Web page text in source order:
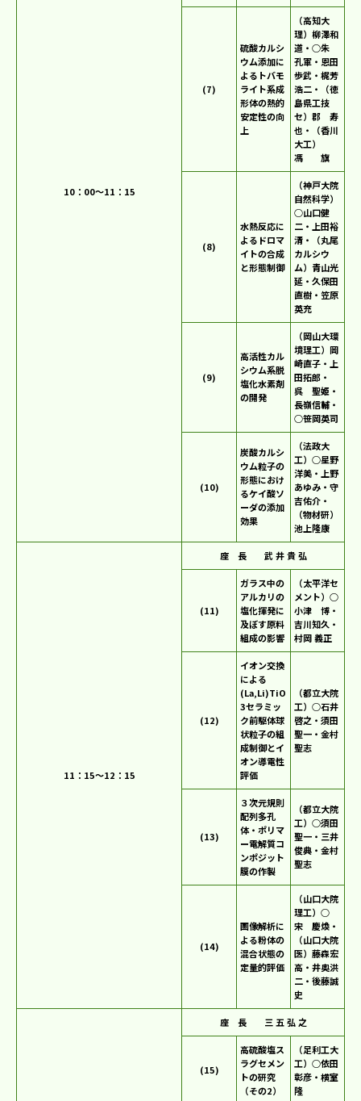
10：00～11：15
(7)
硫酸カルシ
ウム添加に
よるトバモ
ライト系成
形体の熱的
安定性の向
上
（高知大
理）柳澤和
道・○朱
孔軍・恩田
歩武・梶芳
浩二・（徳
島県工技
セ）郡 寿
也・（香川
大工）
馮 旗
(8)
水熱反応に
よるドロマ
イトの合成
と形態制御
（神戸大院
自然科学）
○山口健
二・上田裕
清・（丸尾
カルシウ
ム）青山光
延・久保田
直樹・笠原
英充
(9)
高活性カル
シウム系脱
塩化水素剤
の開発
（岡山大環
境理工）岡
崎直子・上
田拓郎・
呉 聖姫・
長嶺信輔・
○笹岡英司
(10)
炭酸カルシ
ウム粒子の
形態におけ
るケイ酸ソ
ーダの添加
効果
（法政大
工）○星野
洋美・上野
あゆみ・守
吉佑介・
（物材研）
池上隆康
11：15～12：15
座 長 武 井 貴 弘
(11)
ガラス中の
アルカリの
塩化揮発に
及ぼす原料
組成の影響
（太平洋セ
メント）○
小津 博・
吉川知久・
村岡 義正
(12)
イオン交換
による
(La,Li)TiO
3セラミッ
ク前駆体球
状粒子の組
成制御とイ
オン導電性
評価
（都立大院
工）○石井
啓之・須田
聖一・金村
聖志
(13)
３次元規則
配列多孔
体・ポリマ
ー電解質コ
ンポジット
膜の作製
（都立大院
工）○須田
聖一・三井
俊典・金村
聖志
(14)
画像解析に
よる粉体の
混合状態の
定量的評価
（山口大院
理工）○
宋 慶煥・
（山口大院
医）藤森宏
高・井奥洪
二・後藤誠
史
座 長 三 五 弘 之
(15)
高硫酸塩ス
ラグセメン
トの研究
（その2）
（足利工大
工）○依田
彰彦・横室
隆